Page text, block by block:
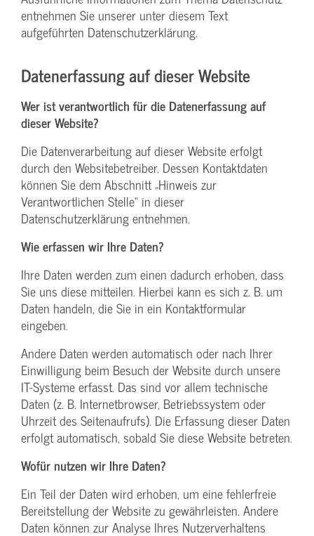
entnehmen Sie unserer unter diesem Text
aufgeführten Datenschutzerklärung.
Datenerfassung auf dieser Website
Wer ist verantwortlich für die Datenerfassung auf
dieser Website?
Die Datenverarbeitung auf dieser Website erfolgt
durch den Websitebetreiber. Dessen Kontaktdaten
können Sie dem Abschnitt „Hinweis zur
Verantwortlichen Stelle“ in dieser
Datenschutzerklärung entnehmen.
Wie erfassen wir Ihre Daten?
Ihre Daten werden zum einen dadurch erhoben, dass
Sie uns diese mitteilen. Hierbei kann es sich z. B. um
Daten handeln, die Sie in ein Kontaktformular
eingeben.
Andere Daten werden automatisch oder nach Ihrer
Einwilligung beim Besuch der Website durch unsere
IT-Systeme erfasst. Das sind vor allem technische
Daten (z. B. Internetbrowser, Betriebssystem oder
Uhrzeit des Seitenaufrufs). Die Erfassung dieser Daten
erfolgt automatisch, sobald Sie diese Website betreten.
Wofür nutzen wir Ihre Daten?
Ein Teil der Daten wird erhoben, um eine fehlerfreie
Bereitstellung der Website zu gewährleisten. Andere
Daten können zur Analyse Ihres Nutzerverhaltens